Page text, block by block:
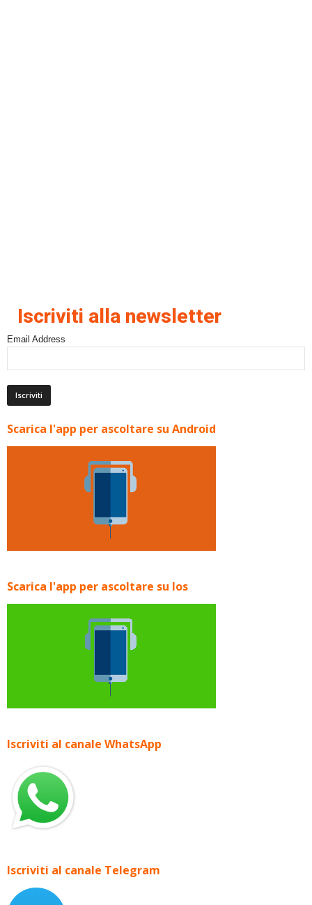
Iscriviti alla newsletter
Email Address
Scarica l'app per ascoltare su Android
Scarica l'app per ascoltare su Ios
Iscriviti al canale WhatsApp
Iscriviti al canale Telegram